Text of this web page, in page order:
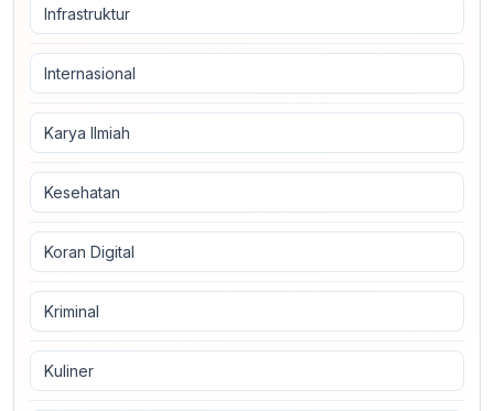
Infrastruktur
Internasional
Karya Ilmiah
Kesehatan
Koran Digital
Kriminal
Kuliner